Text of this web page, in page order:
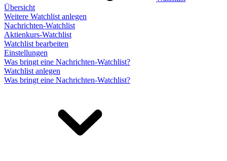
Übersicht
Weitere Watchlist anlegen
Nachrichten-Watchlist
Aktienkurs-Watchlist
Watchlist bearbeiten
Einstellungen
Was bringt eine Nachrichten-Watchlist?
Watchlist anlegen
Was bringt eine Nachrichten-Watchlist?